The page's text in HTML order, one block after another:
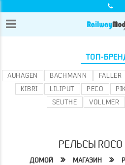
ТОП-
AUHAGEN BACHMANN FALLER
KIBRI
LILIPUT PECO
SEUTHE
VOLLMER
РЕЛЬСЫ ROCO
ДОМОЙ МАГАЗИН